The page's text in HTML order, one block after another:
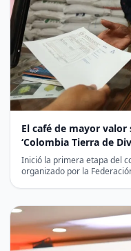
El café de mayor valor
‘Colombia Tierra de
Inició la primera etapa del
organizado por la